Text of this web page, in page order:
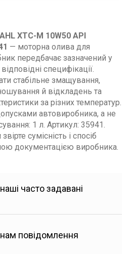
XTC-M 10W50 API
— моторна олива для
передбачає зазначений у
специфікації.
стабільне змащування,
й відкладень та
за різних температур.
автовиробника, а не
1 л. Артикул: 35941.
сумісність і спосіб
документацією виробника.
часто задавані
повідомлення